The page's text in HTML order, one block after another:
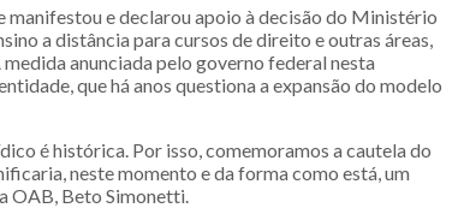
e declarou apoio à decisão do Ministério
a distância para cursos de direito e outras áreas,
anunciada pelo governo federal nesta
que há anos questiona a expansão do modelo
é histórica. Por isso, comemoramos a cautela do
neste momento e da forma como está, um
OAB, Beto Simonetti.